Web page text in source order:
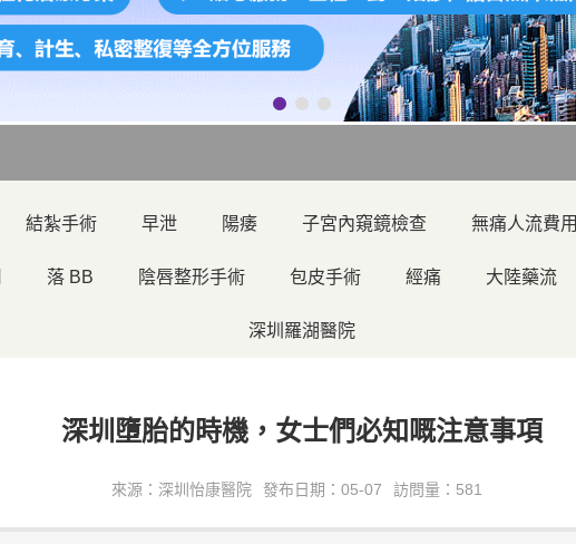
結紮手術 早泄 陽痿 子宮內窺鏡檢查 無痛人流費用
落 BB 陰唇整形手術 包皮手術 經痛 大陸藥流
深圳羅湖醫院
深圳墮胎的時機，女士們必知嘅注意事項
來源：深圳怡康醫院 發布日期：05-07 訪問量：581